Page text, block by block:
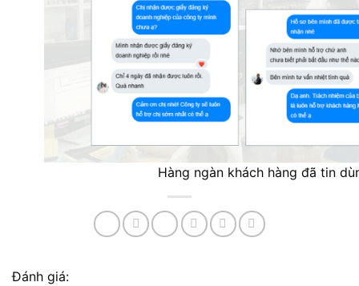
Hàng ngàn khách hàng đã tin
Đánh giá: